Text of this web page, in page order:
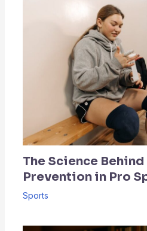
The Science
Prevention in Pro
Sports